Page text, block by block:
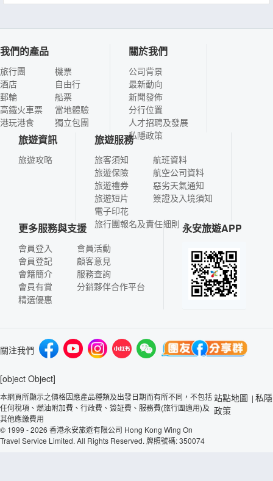
我們的產品
旅行團
酒店
郵輪
高鐵火車票
港玩港食
機票
自由行
船票
當地體驗
獨立包團
關於我們
公司背景
最新動向
新聞發佈
分行位置
人才招聘及發展
私隱政策
旅遊資訊
旅遊攻略
旅遊服務
旅客須知
旅遊保險
旅遊禮券
旅遊短片
電子印花
航班資料
航空公司資料
惡劣天氣通知
簽證及入境須知
旅行團報名及責任細則
更多服務與支援
會員登入
會員登記
會籍簡介
會員有賞
精選優惠
會員活動
顧客意見
服務查詢
分銷夥伴合作平台
永安旅遊APP
關注我們
[object Object]
本網頁所顯示之價格因應產品種類及出發日期而有所不同，不包括
任何稅項、燃油附加費、行政費、簽証費、服務費(旅行團適用)及
其他應繳費用
© 1999 - 2026 香港永安旅遊有限公司 Hong Kong Wing On
Travel Service Limited. All Rights Reserved. 牌照號碼: 350074
站點地圖 | 私隱
政策